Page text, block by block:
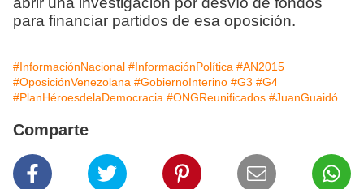
para financiar partidos de esa oposición.
#InformaciónNacional #InformaciónPolítica #AN2015
#OposiciónVenezolana #GobiernoInterino #G3 #G4
#PlanHéroesdelaDemocracia #ONGReunificados #JuanGuaidó
Comparte